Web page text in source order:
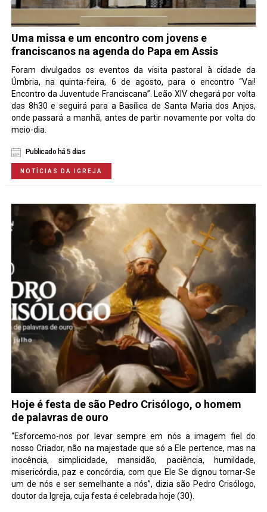
Uma missa e um encontro com jovens e
franciscanos na agenda do Papa em Assis
Foram divulgados os eventos da visita pastoral à cidade da
Úmbria, na quinta-feira, 6 de agosto, para o encontro “Vai!
Encontro da Juventude Franciscana”. Leão XIV chegará por volta
das 8h30 e seguirá para a Basílica de Santa Maria dos Anjos,
onde passará a manhã, antes de partir novamente por volta do
meio-dia.
Publicado há 5 dias
NOTÍCIAS DA IGREJA
Hoje é festa de são Pedro Crisólogo, o homem
de palavras de ouro
“Esforcemo-nos por levar sempre em nós a imagem fiel do
nosso Criador, não na majestade que só a Ele pertence, mas na
inocência, simplicidade, mansidão, paciência, humildade,
misericórdia, paz e concórdia, com que Ele Se dignou tornar-Se
um de nós e ser semelhante a nós”, dizia são Pedro Crisólogo,
doutor da Igreja, cuja festa é celebrada hoje (30).